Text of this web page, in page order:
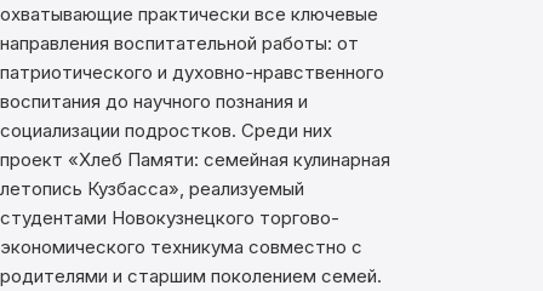
охватывающие практически все ключевые
направления воспитательной работы: от
патриотического и духовно-нравственного
воспитания до научного познания и
социализации подростков. Среди них
проект «Хлеб Памяти: семейная кулинарная
летопись Кузбасса», реализуемый
студентами Новокузнецкого торгово-
экономического техникума совместно с
родителями и старшим поколением семей.